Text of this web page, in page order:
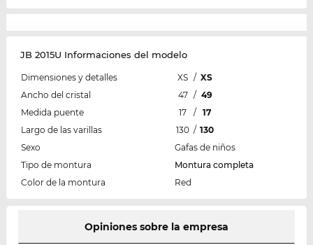
JB 2015U Informaciones del modelo
Dimensiones y detalles XS / XS
Ancho del cristal
47 / 49
Medida puente
17 /
17
Largo de las varillas
130 / 130
Sexo
Gafas de niños
Tipo de montura
Montura completa
Color de la montura
Red
Opiniones sobre la empresa